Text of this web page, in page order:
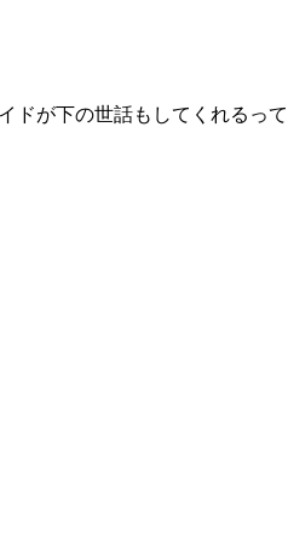
ドが下の世話もしてくれるっ